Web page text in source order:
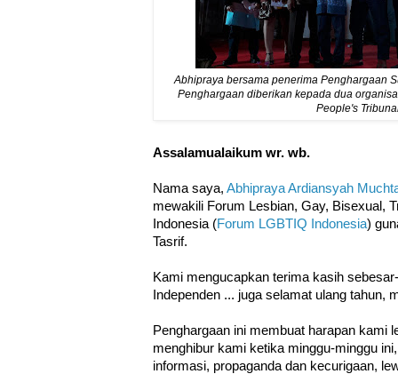
Abhipraya bersama penerima Penghargaan
Penghargaan diberikan kepada dua
People's
Assalamualaikum wr. wb.
Nama saya, Abhipraya Ardiansyah
mewakili Forum Lesbian, Gay, Bisexual,
Indonesia (Forum LGBTIQ Indonesia)
Tasrif.
Kami mengucapkan terima kasih
Independen ... juga selamat ulang tahun,
Penghargaan ini membuat harapan kami
menghibur kami ketika minggu-minggu
informasi, propaganda dan kecurigaan,